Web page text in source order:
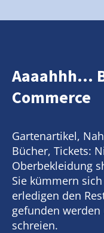
Aaaahhh...
Commerce
Gartenartikel,
Bücher, Tickets:
Oberbekleidung
Sie kümmern
erledigen den
gefunden
schreien.